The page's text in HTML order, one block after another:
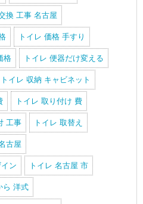
換 工事 名古屋
トイレ 価格 手すり
格 トイレ 便器だけ変える
トイレ 収納 キャビネット
トイレ 取り付け 費
工事 トイレ 取替え
古屋
ン トイレ 名古屋 市
ら 洋式